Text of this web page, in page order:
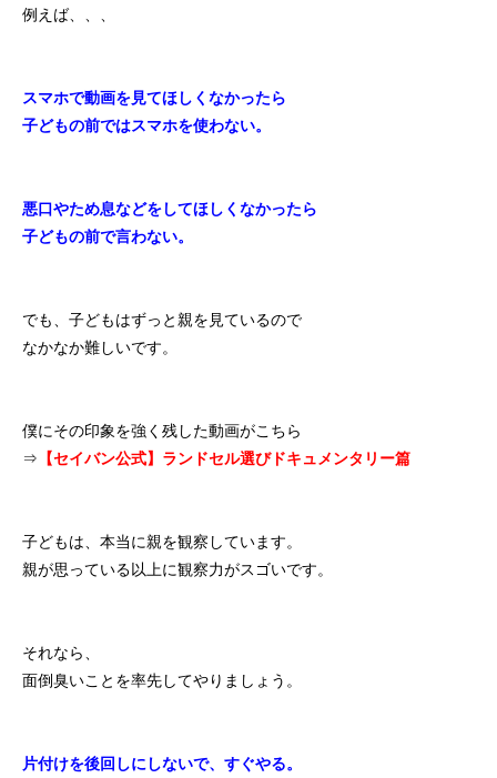
例えば、、、
スマホで動画を見てほしくなかったら
子どもの前ではスマホを使わない。
悪口やため息などをしてほしくなかったら
子どもの前で言わない。
でも、子どもはずっと親を見ているので
なかなか難しいです。
僕にその印象を強く残した動画がこちら
⇒ 【セイバン公式】ランドセル選びドキュメンタリー篇
子どもは、本当に親を観察しています。
親が思っている以上に観察力がスゴいです。
それなら、
面倒臭いことを率先してやりましょう。
片付けを後回しにしないで、すぐやる。